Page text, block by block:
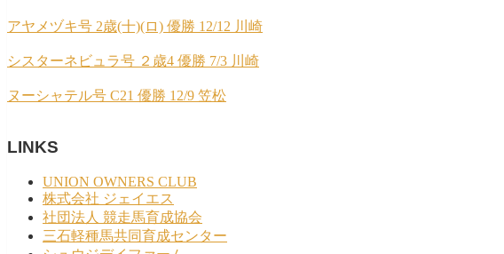
アヤメヅキ号 2歳(十)(ロ) 優勝 12/12 川崎
シスターネビュラ号 ２歳4 優勝 7/3 川崎
ヌーシャテル号 C21 優勝 12/9 笠松
LINKS
UNION OWNERS CLUB
株式会社 ジェイエス
社団法人 競走馬育成協会
三石軽種馬共同育成センター